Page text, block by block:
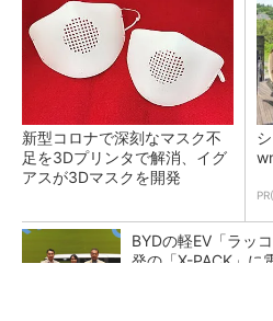
新型コロナで深刻なマスク不
足を3Dプリンタで解消、イグ
アスが3Dマスクを開発
BYDの軽EV「ラッ
発の「X-PACK」に